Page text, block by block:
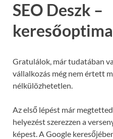
SEO Deszk –
Gratulálok, már tudatában
vállalkozás még nem értett
nélkülözhetetlen.
Az első lépést már
helyezést szerezzen a
képest. A Google